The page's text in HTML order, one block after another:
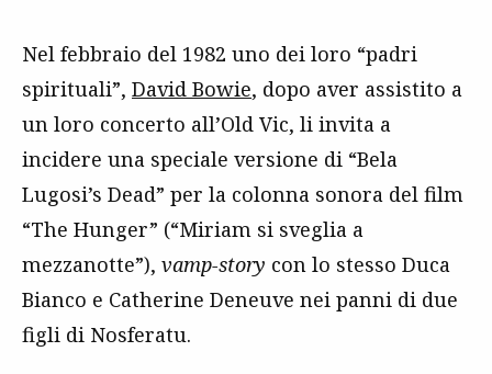
Nel febbraio del 1982 uno dei loro “padri
spirituali”, David Bowie, dopo aver assistito a
un loro concerto all’Old Vic, li invita a
incidere una speciale versione di “Bela
Lugosi’s Dead” per la colonna sonora del film
“The Hunger” (“Miriam si sveglia a
mezzanotte”), vamp-story con lo stesso Duca
Bianco e Catherine Deneuve nei panni di due
figli di Nosferatu.